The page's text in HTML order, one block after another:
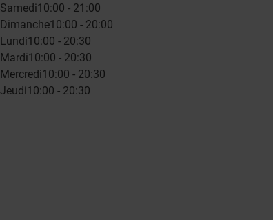
Samedi10:00 - 21:00
Dimanche10:00 - 20:00
Lundi10:00 - 20:30
Mardi10:00 - 20:30
Mercredi10:00 - 20:30
Jeudi10:00 - 20:30